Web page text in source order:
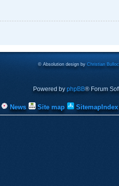
© Absolution design by Christian
Powered by phpBB® Forum
News Site map SitemapIndex